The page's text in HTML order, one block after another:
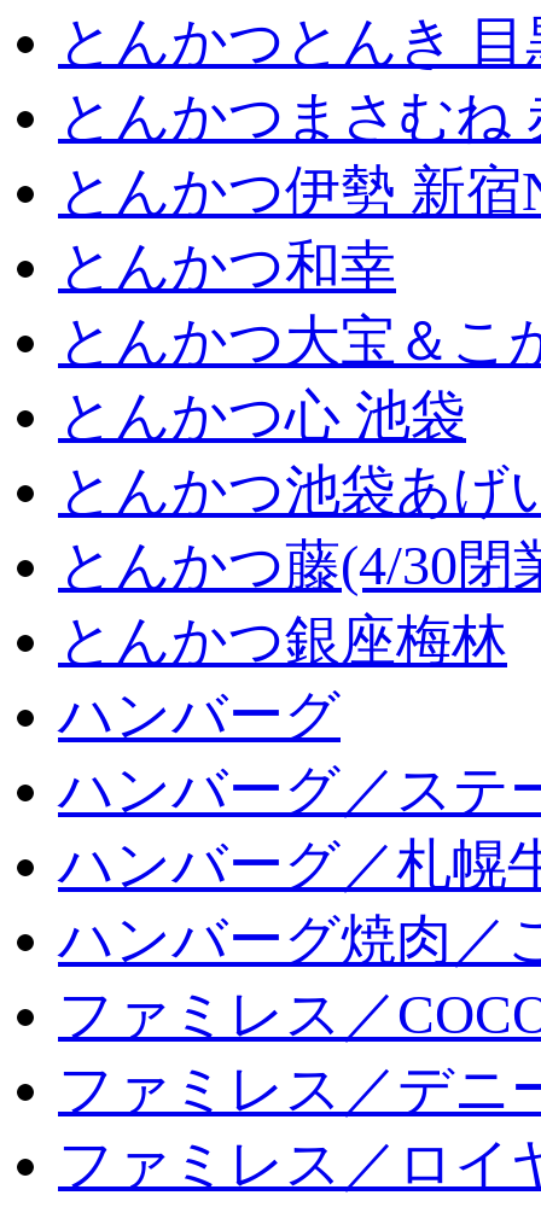
とんかつとんき
とんかつまさむね
とんかつ伊勢 新宿
とんかつ和幸
とんかつ大宝＆こ
とんかつ心 池袋
とんかつ池袋あげ
とんかつ藤(4/30閉
とんかつ銀座梅林
ハンバーグ
ハンバーグ／ステ
ハンバーグ／札幌
ハンバーグ焼肉／
ファミレス／
ファミレス／デニ
ファミレス／ロイ